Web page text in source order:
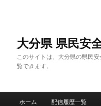
大分県 県民安
このサイトは、大分県の県民
覧できます。
ホーム 配信履歴一覧